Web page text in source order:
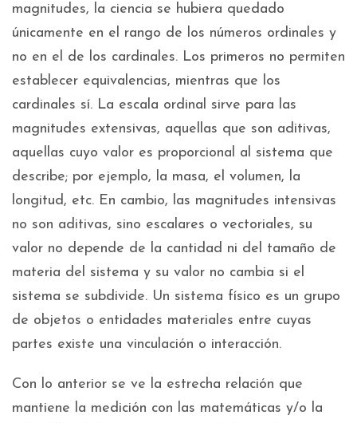
magnitudes, la ciencia se hubiera quedado
únicamente en el rango de los números ordinales y
no en el de los cardinales. Los primeros no permiten
establecer equivalencias, mientras que los
cardinales sí. La escala ordinal sirve para las
magnitudes extensivas, aquellas que son aditivas,
aquellas cuyo valor es proporcional al sistema que
describe; por ejemplo, la masa, el volumen, la
longitud, etc. En cambio, las magnitudes intensivas
no son aditivas, sino escalares o vectoriales, su
valor no depende de la cantidad ni del tamaño de
materia del sistema y su valor no cambia si el
sistema se subdivide. Un sistema físico es un grupo
de objetos o entidades materiales entre cuyas
partes existe una vinculación o interacción.
Con lo anterior se ve la estrecha relación que
mantiene la medición con las matemáticas y/o la